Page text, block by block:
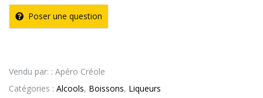
Poser une question
Vendu par: : Apéro Créole
Catégories : Alcools, Boissons, Liqueurs